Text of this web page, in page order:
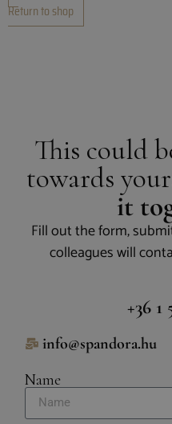
Return to shop
Name
This could
towards
it
Fill out the form,
colleagues will
+36 1
info@spandora.hu